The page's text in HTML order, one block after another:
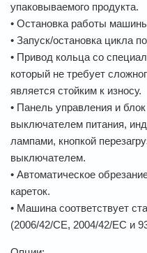
упаковываемого продукта.
• Остановка работы
• Запуск/остановка цикла
• Привод кольца со
который не требует
является стойким к износу.
• Панель управления и
выключателем питания,
лампами, кнопкой
выключателем.
• Автоматическое
кареток.
• Машина соответствует
(2006/42/СЕ, 2004/42/ЕС и